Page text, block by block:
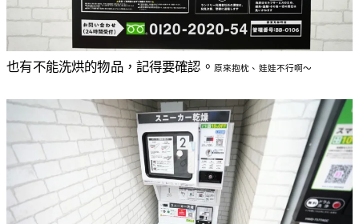
也有不能洗烘的物品，記得要確認。 原來抱枕、娃娃不行啊〜